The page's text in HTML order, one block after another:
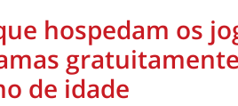
hospedam os
de idade